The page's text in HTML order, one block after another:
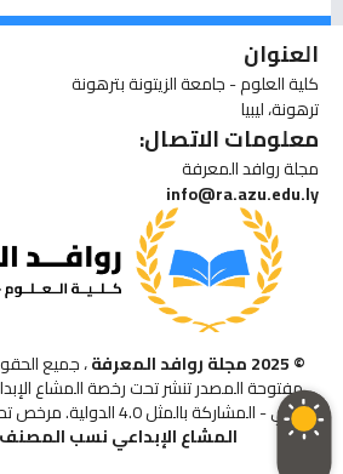
العنوان
كلية العلوم - جامعة الزيتونة بترهونة
ترهونة، ليبيا
معلومات الاتصال:
مجلة روافد المعرفة
info@ra.azu.edu.ly
© 2025 مجلة روافد المعرفة ، جميع
مفتوحة المصدر تنشر تحت رخصة المشاع
تجاري - المشاركة بالمثل 4.0 الدولية. مرخص تحت
المشاع الإبداعي نسب المصنف 4.0 الدولية